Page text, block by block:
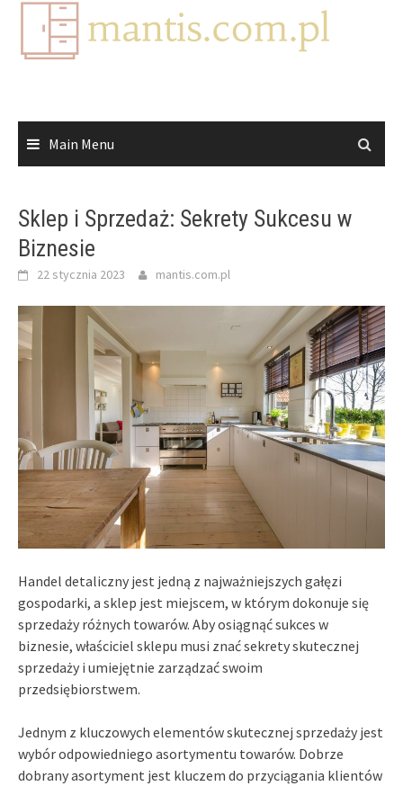
Skip
content
Main Menu
Sklep i Sprzedaż: Sekrety Sukcesu w
Biznesie
22 stycznia 2023 mantis.com.pl
Handel detaliczny jest jedną z najważniejszych gałęzi
gospodarki, a sklep jest miejscem, w którym dokonuje się
sprzedaży różnych towarów. Aby osiągnąć sukces w
biznesie, właściciel sklepu musi znać sekrety skutecznej
sprzedaży i umiejętnie zarządzać swoim
przedsiębiorstwem.
Jednym z kluczowych elementów skutecznej sprzedaży jest
wybór odpowiedniego asortymentu towarów. Dobrze
dobrany asortyment jest kluczem do przyciągania klientów